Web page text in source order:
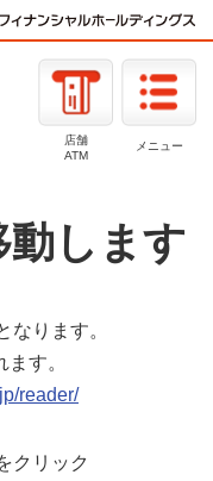
店舗
ATM
メニュー
します
なります。
す。
reader/
クリック